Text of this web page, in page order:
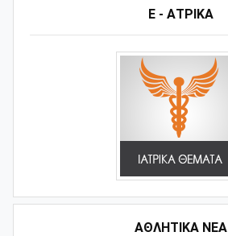
Ε - ΑΤΡΙΚΑ
ΑΘΛΗΤΙΚΆ ΝΈΑ